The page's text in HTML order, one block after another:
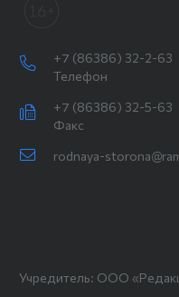
+7 (86386) 32-2-63
Телефон
+7 (86386) 32-5-63
Факс
rodnaya-
Учредитель: ООО